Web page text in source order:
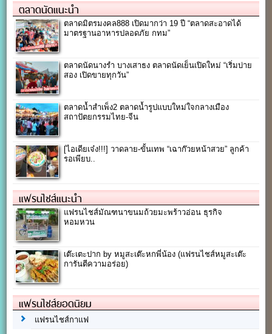
ตลาดนัดแนะนำ
ตลาดมิตรมงคล888 เปิดมากว่า 19 ปี “ตลาดสะอาดได้
มาตรฐานอาหารปลอดภัย กทม”
ตลาดนัดนางรำ บางเสาธง ตลาดนัดเย็นเปิดใหม่ “เริ่มบ่าย
สอง เปิดขายทุกวัน”
ตลาดน้ำสำเพ็ง2 ตลาดน้ำรูปแบบใหม่ใจกลางเมือง
สถาปัตยกรรมไทย-จีน
[ไอเดียเจ๋ง!!!] วาดลาย-ขั้นเทพ “เฉาก๊วยหน้าสวย” ลูกค้า
รอเพียบ..
แฟรนไชส์แนะนำ
แฟรนไชส์มัณฑนาขนมถ้วยมะพร้าวอ่อน ธุรกิจ
หอมหวน
เต๊ะเตะปาก by หมูสะเต๊ะหกพี่น้อง (แฟรนไชส์หมูสะเต๊ะ
การันตีความอร่อย)
แฟรนไชส์ยอดนิยม
แฟรนไชส์กาแฟ